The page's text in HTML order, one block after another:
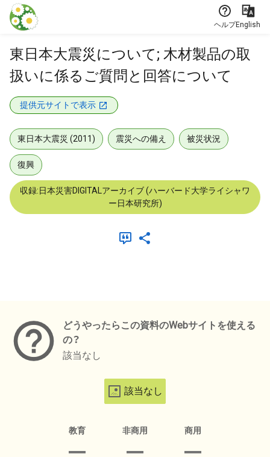
本文に飛ぶ
ヘルプEnglish
東日本大震災について; 木材製品の取
扱いに係るご質問と回答について
提供元サイトで表示
東日本大震災 (2011) 震災への備え 被災状況
復興
収録:日本災害DIGITALアーカイブ (ハーバード大学ライシャワ
ー日本研究所)
どうやったらこの資料のWebサイトを使える
の？
該当なし
該当なし
教育 非商用 商用